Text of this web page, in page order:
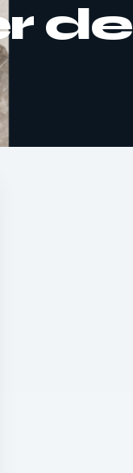
de